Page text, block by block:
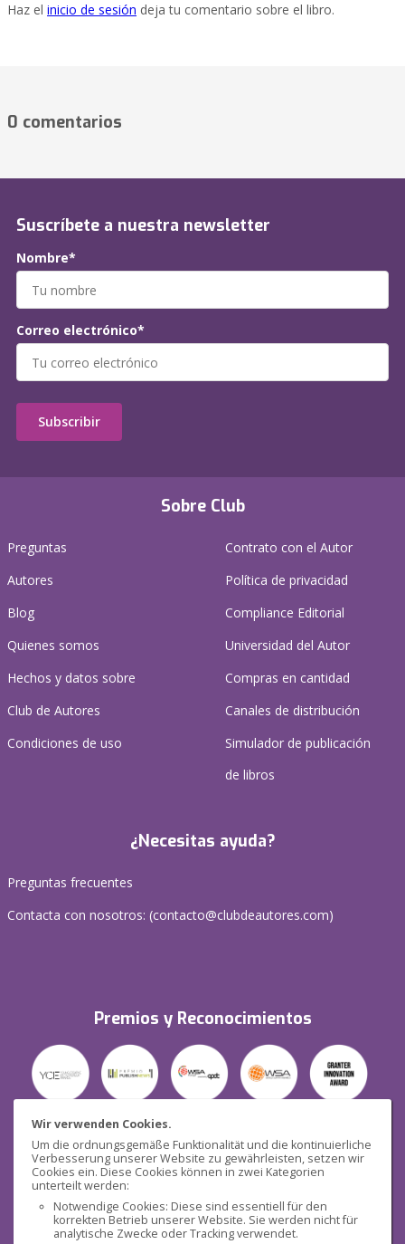
Wir verwenden Cookies.
Um die ordnungsgemäße Funktionalität und die kontinuierliche
Verbesserung unserer Website zu gewährleisten, setzen wir
Cookies ein. Diese Cookies können in zwei Kategorien
unterteilt werden:
Notwendige Cookies: Diese sind essentiell für den
korrekten Betrieb unserer Website. Sie werden nicht für
analytische Zwecke oder Tracking verwendet.
Haz el inicio de sesión deja tu comentario sobre el libro.
0 comentarios
Sobre Club
Preguntas
Autores
Blog
Quienes somos
Hechos y datos sobre
Club de Autores
Condiciones de uso
Contrato con el Autor
Política de privacidad
Compliance Editorial
Universidad del Autor
Compras en cantidad
Canales de distribución
Simulador de publicación
de libros
¿Necesitas ayuda?
Preguntas frecuentes
Contacta con nosotros: (contacto@clubdeautores.com)
Premios y Reconocimientos
Seguridad
Suscríbete a nuestra newsletter
Nombre*
Correo electrónico*
Subscribir